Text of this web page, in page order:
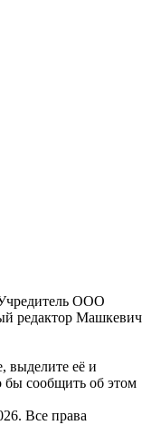
ООО
редактор Машкевич
выделите её и
сообщить об этом
Все права